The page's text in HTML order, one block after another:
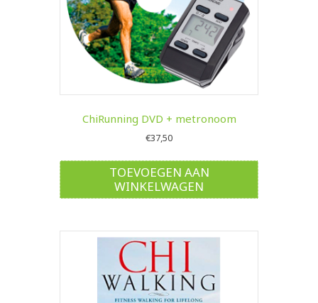
ChiRunning DVD + metronoom
€37,50
TOEVOEGEN AAN
WINKELWAGEN